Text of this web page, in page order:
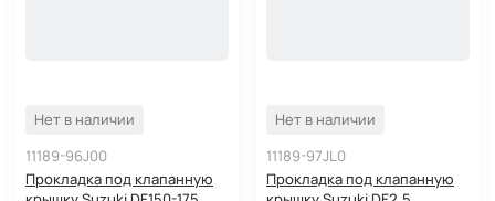
Нет в наличии
11189-96J00
Прокладка под клапанную
Нет в наличии
11189-97JL0
Прокладка под клапанную